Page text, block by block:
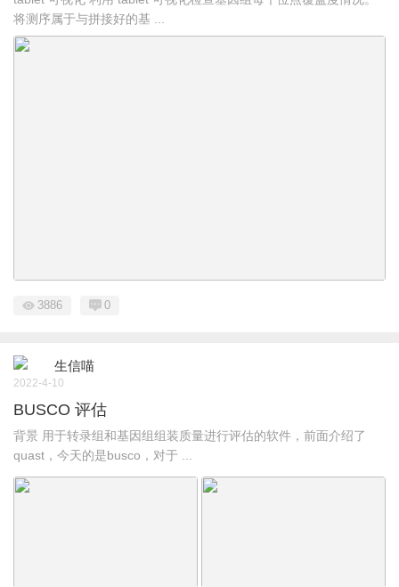
将测序属于与拼接好的基 ...
3886 0
生信喵
2022-4-10
BUSCO 评估
背景 用于转录组和基因组组装质量进行评估的软件，前面介绍了
quast，今天的是busco，对于 ...